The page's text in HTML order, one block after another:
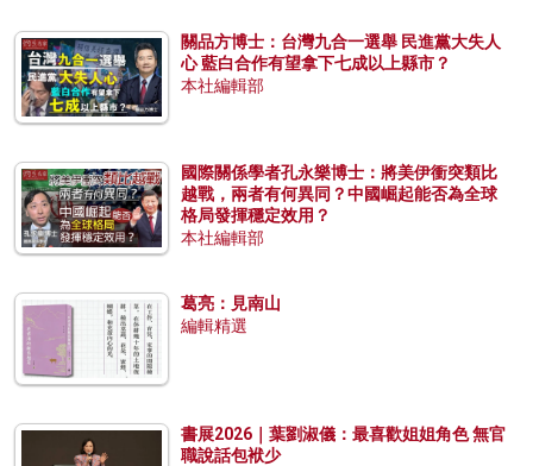
關品方博士：台灣九合一選舉 民進黨大失人
心 藍白合作有望拿下七成以上縣市？
本社編輯部
國際關係學者孔永樂博士：將美伊衝突類比
越戰，兩者有何異同？中國崛起能否為全球
格局發揮穩定效用？
本社編輯部
葛亮：見南山
編輯精選
書展2026｜葉劉淑儀：最喜歡姐姐角色 無官
職說話包袱少